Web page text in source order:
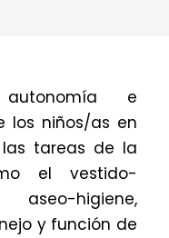
e
los niños/as en
tareas de la
el vestido-
higiene,
y función de